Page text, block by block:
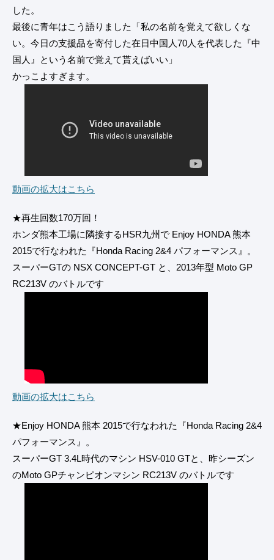
した。
最後に青年はこう語りました「私の名前を覚えて欲しくな
い。今日の支援品を寄付した在日中国人70人を代表した『中
国人』という名前で覚えて貰えばいい」
かっこよすぎます。
動画の拡大はこちら
★再生回数170万回！
ホンダ熊本工場に隣接するHSR九州で Enjoy HONDA 熊本
2015で行なわれた『Honda Racing 2&4 パフォーマンス』。
スーパーGTの NSX CONCEPT-GT と、2013年型 Moto GP
RC213V のバトルです
動画の拡大はこちら
★Enjoy HONDA 熊本 2015で行なわれた『Honda Racing 2&4
パフォーマンス』。
スーパーGT 3.4L時代のマシン HSV-010 GTと、昨シーズン
のMoto GPチャンピオンマシン RC213V のバトルです